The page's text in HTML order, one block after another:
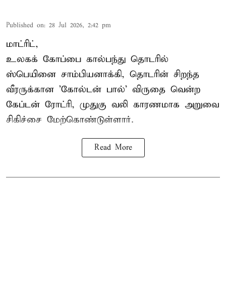
Published on: 28 Jul 2026, 2:42 pm
மாட்ரிட்,
உலகக் கோப்பை கால்பந்து தொடரில்
ஸ்பெயினை சாம்பியனாக்கி, தொடரின் சிறந்த
வீரருக்கான 'கோல்டன் பால்' விருதை வென்ற
கேப்டன் ரோட்ரி, முதுகு வலி காரணமாக அறுவை
சிகிச்சை மேற்கொண்டுள்ளார்.
Read More